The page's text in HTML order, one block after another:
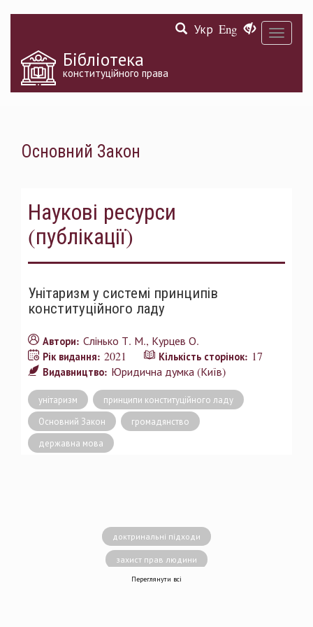
Toggle
Укр Eng
Бібліотека
конституційного права
Основний Закон
Наукові ресурси
(публікації)
Унітаризм у системі принципів
конституційного ладу
Автори: Слінько Т. М. Курцев О.
Рік видання: 2021 Кількість сторінок: 17
Видавництво: Юридична думка (Київ)
унітаризм
принципи конституційного ладу
Основний Закон
громадянство
державна мова
доктринальні підходи
захист прав людини
децентралізація влади
Переглянути всі